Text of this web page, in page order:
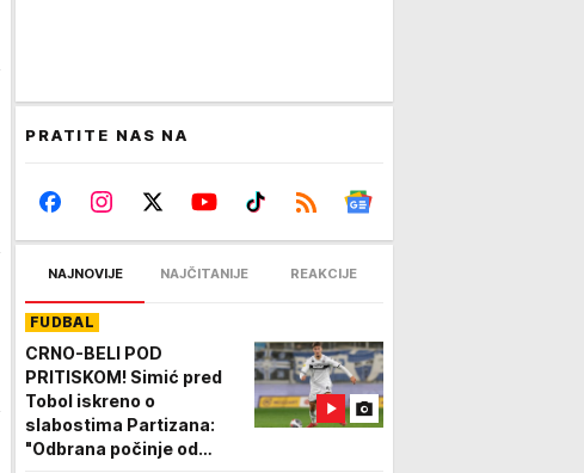
PRATITE NAS NA
NAJNOVIJE NAJČITANIJE REAKCIJE
FUDBAL
CRNO-BELI POD
PRITISKOM! Simić pred
Tobol iskreno o
slabostima Partizana:
"Odbrana počinje od